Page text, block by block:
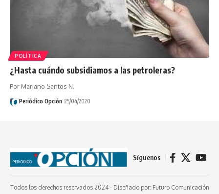
POLÍTICA
¿Hasta cuándo subsidiamos a las petroleras?
Por Mariano Santos N.
Periódico Opción 25/04/2020
Síguenos
Todos los derechos reservados 2024 - Diseñado por: Futuro Comunicación